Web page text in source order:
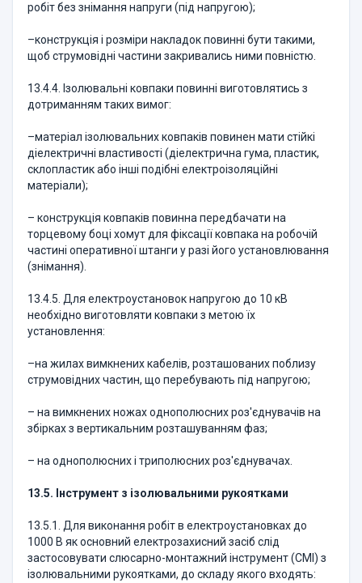
робіт без знімання напруги (під напругою);
–конструкція і розміри накладок повинні бути такими,
щоб струмовідні частини закривались ними повністю.
13.4.4. Ізолювальні ковпаки повинні виготовлятись з
дотриманням таких вимог:
–матеріал ізолювальних ковпаків повинен мати стійкі
діелектричні властивості (діелектрична гума, пластик,
склопластик або інші подібні електроізоляційні
матеріали);
– конструкція ковпаків повинна передбачати на
торцевому боці хомут для фіксації ковпака на робочій
частині оперативної штанги у разі його установлювання
(знімання).
13.4.5. Для електроустановок напругою до 10 кВ
необхідно виготовляти ковпаки з метою їх
установлення:
–на жилах вимкнених кабелів, розташованих поблизу
струмовідних частин, що перебувають під напругою;
– на вимкнених ножах однополюсних роз'єднувачів на
збірках з вертикальним розташуванням фаз;
– на однополюсних і триполюсних роз'єднувачах.
13.5. Інструмент з ізолювальними рукоятками
13.5.1. Для виконання робіт в електроустановках до
1000 В як основний електрозахисний засіб слід
застосовувати слюсарно-монтажний інструмент (СМІ) з
ізолювальними рукоятками, до складу якого входять: